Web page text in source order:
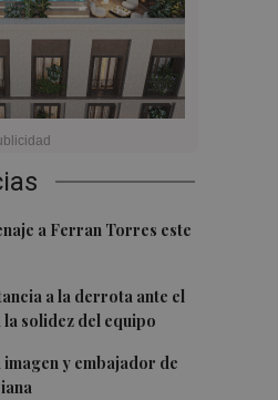
a Ferran Torres este
a la derrota ante el
solidez del equipo
y embajador de